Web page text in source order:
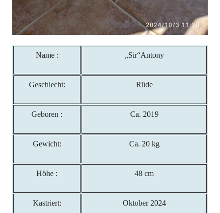
Name : „Sir“Antony
Geschlecht: Rüde
Geboren : Ca. 2019
Gewicht: Ca. 20 kg
Höhe : 48 cm
Kastriert: Oktober 2024